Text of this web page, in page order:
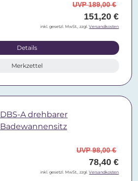
UVP 189,00 €
151,20 €
inkl. gesetzl. MwSt., zzgl.Versandkosten
Details
Merkzettel
DBS-A drehbarer
Badewannensitz
UVP 98,00 €
78,40 €
inkl. gesetzl. MwSt., zzgl.Versandkosten